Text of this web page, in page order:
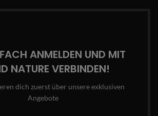
ANMELDEN UND MIT
NATURE VERBINDEN!
dich zuerst über unsere exklusiven
Angebote